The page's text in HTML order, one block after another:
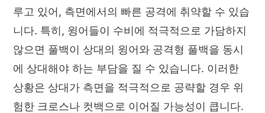
루고 있어, 측면에서의 빠른 공격에 취약할 수 있습
니다. 특히, 윙어들이 수비에 적극적으로 가담하지
않으면 풀백이 상대의 윙어와 공격형 풀백을 동시
에 상대해야 하는 부담을 질 수 있습니다. 이러한
상황은 상대가 측면을 적극적으로 공략할 경우 위
험한 크로스나 컷백으로 이어질 가능성이 큽니다.